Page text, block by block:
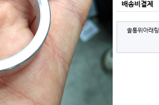
배송비결제
솔통위아래링